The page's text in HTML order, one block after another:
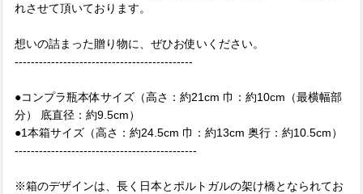
れさせて頂いております。
想いの詰まった贈り物に、ぜひお使いください。
--------------------------------------------
●コンプラ瓶本体サイズ（高さ：約21cm 巾：約10cm（最横幅部
分） 底直径：約9.5cm）
●1本箱サイズ（高さ：約24.5cm 巾：約13cm 奥行：約10.5cm）
---------------------------------------------
※箱のデザインは、長く日本とポルトガルの架け橋となられてお